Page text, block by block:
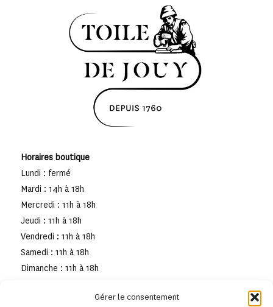
Gérer le consentement
Horaires boutique
Lundi : fermé
Mardi : 14h à 18h
Mercredi : 11h à 18h
Jeudi : 11h à 18h
Vendredi : 11h à 18h
Samedi : 11h à 18h
Dimanche : 11h à 18h